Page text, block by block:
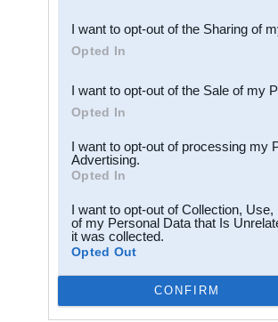
Downstream Participants
third parties.
I want to opt-out of the Sharing of
Opted In
I want to opt-out of the Sale of my
Opted In
I want to opt-out of processing my
Advertising.
Opted In
I want to opt-out of Collection,
of my Personal Data that Is
it was collected.
Opted Out
CONFIRM